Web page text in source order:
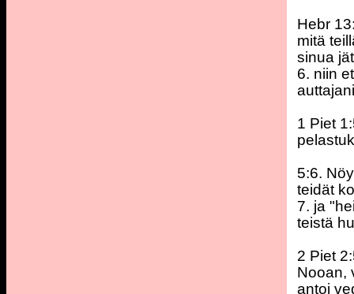
Hebr
mitä
sinua
6. niin
1 Piet
5:6.
teidät
7. ja
teistä
2 Piet
Nooan,
antoi